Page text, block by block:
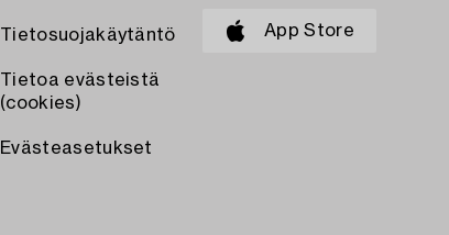
Tietosuojakäytäntö
Tietoa evästeistä
(cookies)
Evästeasetukset
App Store